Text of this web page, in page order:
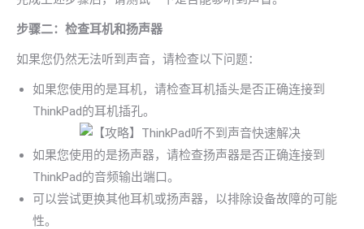
步骤二：检查耳机和扬声器
如果您仍然无法听到声音，请检查以下问题：
如果您使用的是耳机，请检查耳机插头是否正确连接到
ThinkPad的耳机插孔。
如果您使用的是扬声器，请检查扬声器是否正确连接到
ThinkPad的音频输出端口。
可以尝试更换其他耳机或扬声器，以排除设备故障的可能
性。